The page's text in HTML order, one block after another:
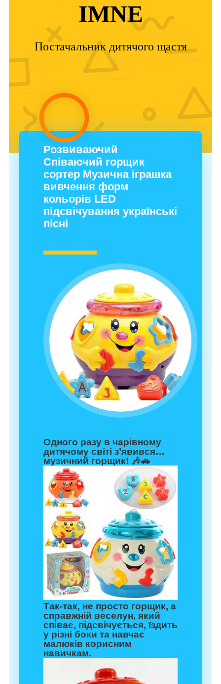
IMNE
Постачальник дитячого щастя
Розвиваючий
Співаючий горщик
сортер Музична іграшка
вивчення форм
кольорів LED
підсвічування українські
пісні
Одного разу в чарівному
дитячому світі з’явився…
музичний горщик! 🎶🚗
Так-так, не просто горщик, а
справжній веселун, який
співає, підсвічується, їздить
у різні боки та навчає
малюків корисним
навичкам.